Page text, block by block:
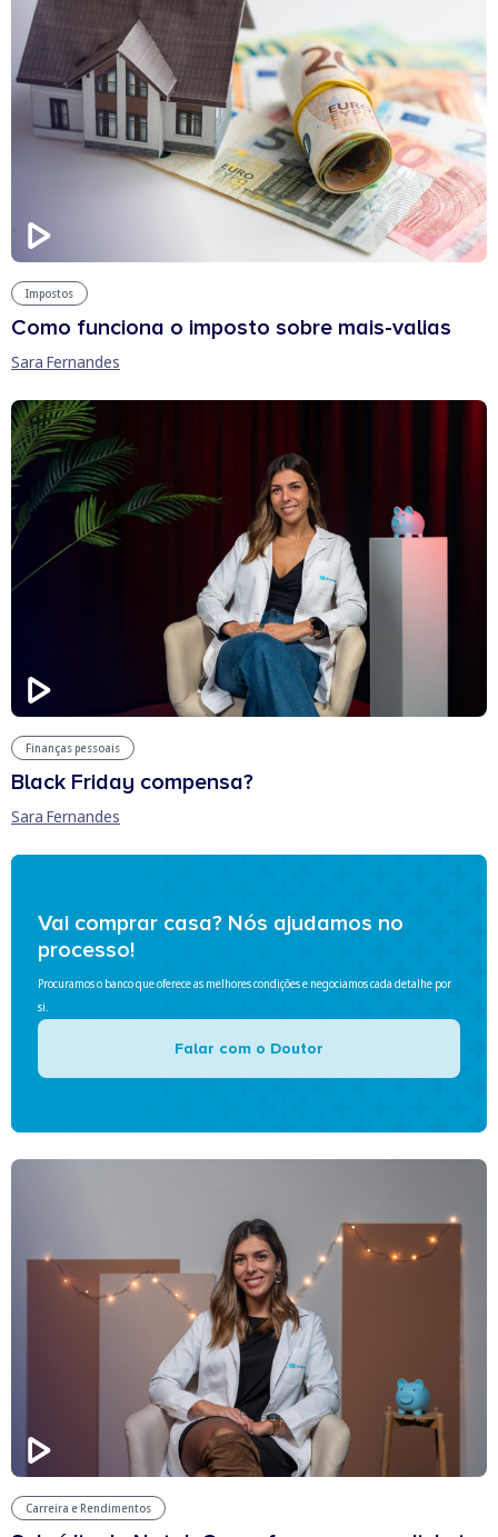
Impostos
Como funciona o imposto sobre mais-valias
Sara Fernandes
Finanças pessoais
Black Friday compensa?
Sara Fernandes
Vai comprar casa? Nós ajudamos no
processo!
Procuramos o banco que oferece as melhores condições e negociamos cada detalhe por
si.
Falar com o Doutor
Carreira e Rendimentos